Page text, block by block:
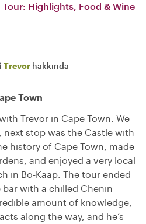
Highlights, Food & Wine
Trevor hakkında
Town
Trevor in Cape Town. We
next stop was the Castle with
history of Cape Town, made
and enjoyed a very local
in Bo-Kaap. The tour ended
with a chilled Chenin
amount of knowledge,
along the way, and he’s